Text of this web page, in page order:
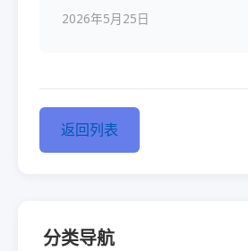
2026年5月25日
返回列表
分类导航